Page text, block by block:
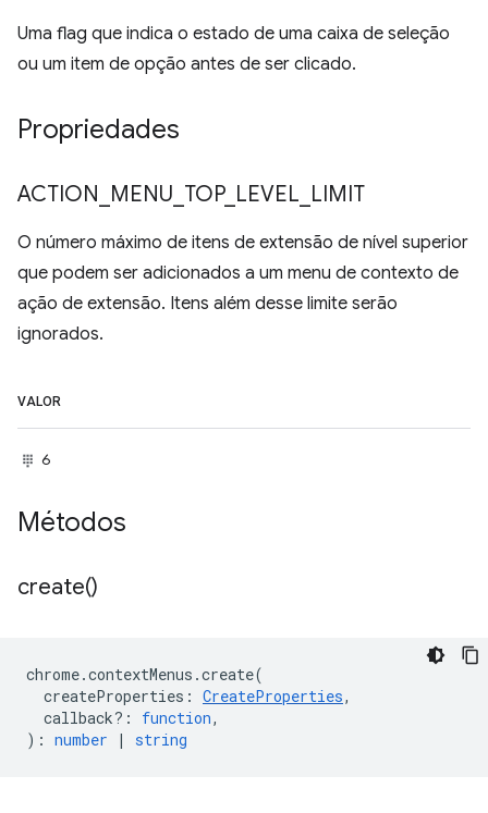
Uma flag que indica o estado de uma caixa de seleção
ou um item de opção antes de ser clicado.
Propriedades
ACTION MENU TOP_ LEVEL LIMIT
O número máximo de itens de extensão de nível superior
que podem ser adicionados a um menu de contexto de
ação de extensão. Itens além desse limite serão
ignorados.
VALOR
6
Métodos
create()
chrome.contextMenus .create(
createProperties : CreateProperties,
callback? : function,
) : number | string